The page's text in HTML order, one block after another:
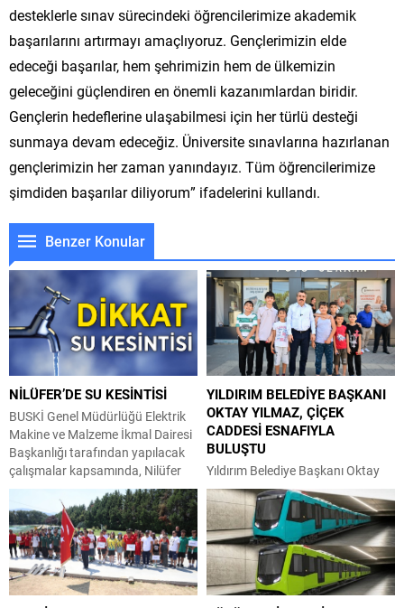
desteklerle sınav sürecindeki öğrencilerimize akademik
başarılarını artırmayı amaçlıyoruz. Gençlerimizin elde
edeceği başarılar, hem şehrimizin hem de ülkemizin
geleceğini güçlendiren en önemli kazanımlardan biridir.
Gençlerin hedeflerine ulaşabilmesi için her türlü desteği
sunmaya devam edeceğiz. Üniversite sınavlarına hazırlanan
gençlerimizin her zaman yanındayız. Tüm öğrencilerimize
şimdiden başarılar diliyorum” ifadelerini kullandı.
Benzer Konular
NİLÜFER’DE SU KESİNTİSİ
BUSKİ Genel Müdürlüğü Elektrik
Makine ve Malzeme İkmal Dairesi
Başkanlığı tarafından yapılacak
çalışmalar kapsamında, Nilüfer
İlçesi Konak Mahallesi; Yıldırım
Caddesi güneyi, Eğitimciler
Caddesi kuzeyi ile Başkent ve
Pınar Sokak doğusunda kalan
bölge ve civarında 04 Ağustos
2026 tarihinde 09:00 – 18:00
saatleri arasında su kesintisi
YILDIRIM BELEDİYE BAŞKANI
OKTAY YILMAZ, ÇİÇEK
CADDESİ ESNAFIYLA
BULUŞTU
Yıldırım Belediye Başkanı Oktay
Yılmaz, Zümrütevler Mahallesi
esnafıyla bir araya geldi. Her
fırsatta vatandaşla buluşan
Yıldırım Belediye Başkanı Oktay
Yılmaz, mahalle ve esnaf
ziyaretlerine ara vermeden devam
ediyor. Zümrütevler Mahallesi’ni